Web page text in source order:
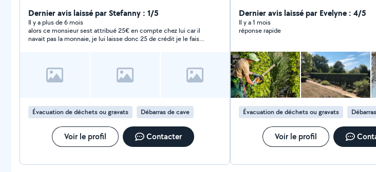
Dernier avis laissé par Stefanny : 1/5
Il y a plus de 6 mois
alors ce monsieur sest attribué 25€ en compte chez lui car il
navait pas la monnaie, je lui laisse donc 25 de crédit je le fais
ses prix etaient excessifs mais avec nuit d'hôtel !!! a 150€ la
nuit, du coup il s'attribue les 25€ de crédit et je previse il avait
inadmissible
Évacuation de déchets ou gravats
Débarras de cave
Voir le profil Contacter
autre travaux appelé mois je me déplace gratuitement
avec ou sans devis merci
Dernier avis laissé par Evelyne : 4/5
Il y a 1 mois
réponse rapide
Évacuation de déchets ou gravats
Voir le profil